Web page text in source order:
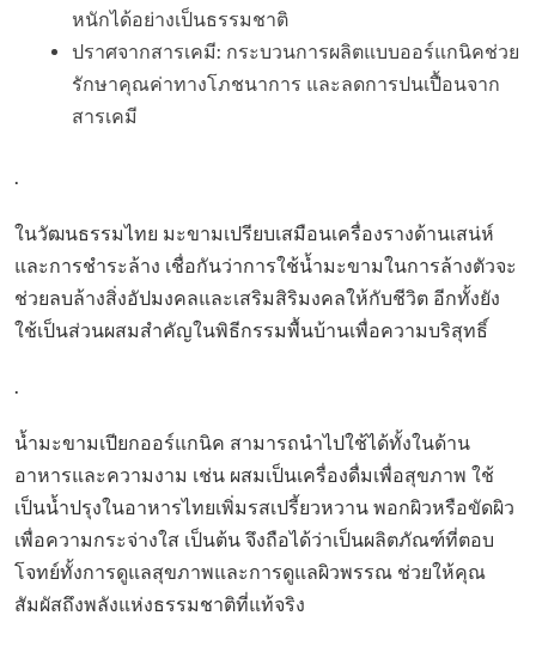
หนักได้อย่างเป็นธรรมชาติ
ปราศจากสารเคมี: กระบวนการผลิตแบบออร์แกนิคช่วย
รักษาคุณค่าทางโภชนาการ และลดการปนเปื้อนจาก
สารเคมี
.
ในวัฒนธรรมไทย มะขามเปรียบเสมือนเครื่องรางด้านเสน่ห์
และการชำระล้าง เชื่อกันว่าการใช้น้ำมะขามในการล้างตัวจะ
ช่วยลบล้างสิ่งอัปมงคลและเสริมสิริมงคลให้กับชีวิต อีกทั้งยัง
ใช้เป็นส่วนผสมสำคัญในพิธีกรรมพื้นบ้านเพื่อความบริสุทธิ์
.
น้ำมะขามเปียกออร์แกนิค สามารถนำไปใช้ได้ทั้งในด้าน
อาหารและความงาม เช่น ผสมเป็นเครื่องดื่มเพื่อสุขภาพ ใช้
เป็นน้ำปรุงในอาหารไทยเพิ่มรสเปรี้ยวหวาน พอกผิวหรือขัดผิว
เพื่อความกระจ่างใส เป็นต้น จึงถือได้ว่าเป็นผลิตภัณฑ์ที่ตอบ
โจทย์ทั้งการดูแลสุขภาพและการดูแลผิวพรรณ ช่วยให้คุณ
สัมผัสถึงพลังแห่งธรรมชาติที่แท้จริง